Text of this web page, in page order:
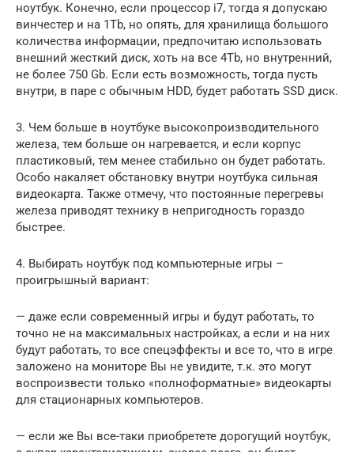
ноутбук. Конечно, если процессор i7, тогда я допускаю
винчестер и на 1Tb, но опять, для хранилища большого
количества информации, предпочитаю использовать
внешний жесткий диск, хоть на все 4Tb, но внутренний,
не более 750 Gb. Если есть возможность, тогда пусть
внутри, в паре с обычным HDD, будет работать SSD диск.
3. Чем больше в ноутбуке высокопроизводительного
железа, тем больше он нагревается, и если корпус
пластиковый, тем менее стабильно он будет работать.
Особо накаляет обстановку внутри ноутбука сильная
видеокарта. Также отмечу, что постоянные перегревы
железа приводят технику в непригодность гораздо
быстрее.
4. Выбирать ноутбук под компьютерные игры –
проигрышный вариант:
— даже если современный игры и будут работать, то
точно не на максимальных настройках, а если и на них
будут работать, то все спецэффекты и все то, что в игре
заложено на мониторе Вы не увидите, т.к. это могут
воспроизвести только «полноформатные» видеокарты
для стационарных компьютеров.
— если же Вы все-таки приобретете дорогущий ноутбук,